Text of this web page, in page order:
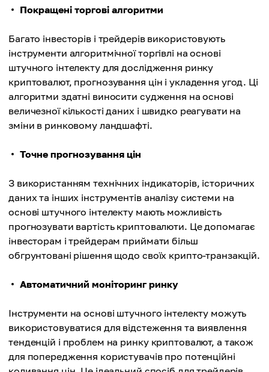
Покращені торгові алгоритми
Багато інвесторів і трейдерів використовують
інструменти алгоритмічної торгівлі на основі
штучного інтелекту для дослідження ринку
криптовалют, прогнозування цін і укладення угод. Ці
алгоритми здатні виносити судження на основі
величезної кількості даних і швидко реагувати на
зміни в ринковому ландшафті.
Точне прогнозування цін
З використанням технічних індикаторів, історичних
даних та інших інструментів аналізу системи на
основі штучного інтелекту мають можливість
прогнозувати вартість криптовалюти. Це допомагає
інвесторам і трейдерам приймати більш
обгрунтовані рішення щодо своїх крипто-транзакцій.
Автоматичний моніторинг ринку
Інструменти на основі штучного інтелекту можуть
використовуватися для відстеження та виявлення
тенденцій і проблем на ринку криптовалют, а також
для попередження користувачів про потенційні